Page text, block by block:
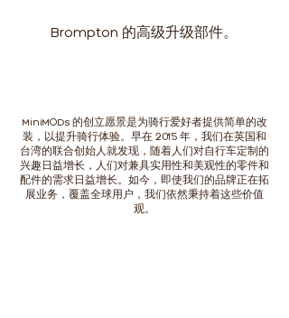
Brompton 的高级升级部件。
MiniMODs 的创立愿景是为骑行爱好者提供简单的改
装，以提升骑行体验。早在 2015 年，我们在英国和
台湾的联合创始人就发现，随着人们对自行车定制的
兴趣日益增长，人们对兼具实用性和美观性的零件和
配件的需求日益增长。如今，即使我们的品牌正在拓
展业务，覆盖全球用户，我们依然秉持着这些价值
观。